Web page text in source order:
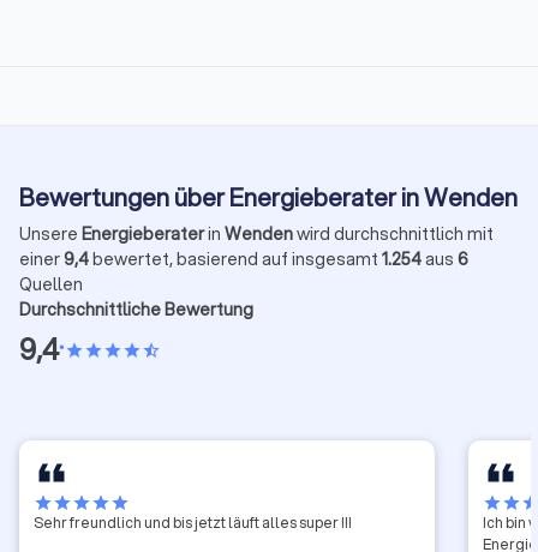
Bewertungen über Energieberater in Wenden
Unsere Energieberaterin Wendenwird durchschnittlich mit
einer9,4bewertet, basierend auf insgesamt 1.254aus 6
Quellen
Durchschnittliche Bewertung
9,4•starstarstarstarstar_half
starstarstarstarstar
Sehr freundlich und bis jetzt läuft alles super !!!
starstar
Ich bin